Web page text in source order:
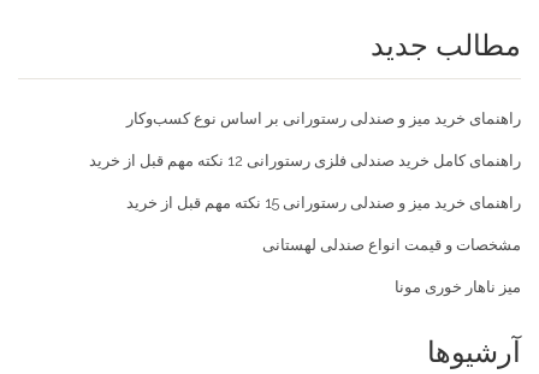
مطالب جدید
راهنمای خرید میز و صندلی رستورانی بر اساس نوع کسب‌و‌کار
راهنمای کامل خرید صندلی فلزی رستورانی 12 نکته مهم قبل از خرید
راهنمای خرید میز و صندلی رستورانی 15 نکته مهم قبل از خرید
مشخصات و قیمت انواع صندلی لهستانی
میز ناهار خوری مونا
آرشیوها